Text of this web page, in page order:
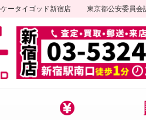
ータイゴッド新宿店 東京都公安委員